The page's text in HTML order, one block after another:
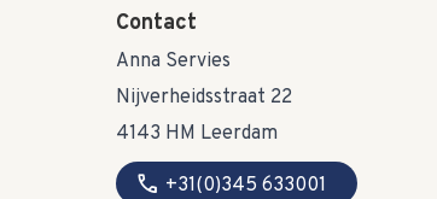
Contact
Anna Servies
Nijverheidsstraat 22
4143 HM Leerdam
call +31(0)345 633001